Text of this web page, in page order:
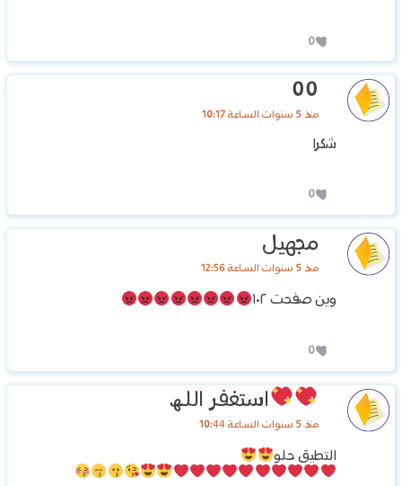
0
00
منذ 5 سنوات الساعة 10:17
شكرا
0
مجهىل
منذ 5 سنوات الساعة 12:56
وين صفحت ١٠٢
0
استغفر اللھ
منذ 5 سنوات الساعة 10:44
التطيق حلو